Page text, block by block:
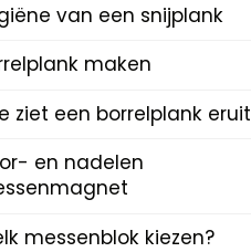
van een snijplank
maken
ziet een borrelplank eruit
en nadelen
messenblok kiezen?